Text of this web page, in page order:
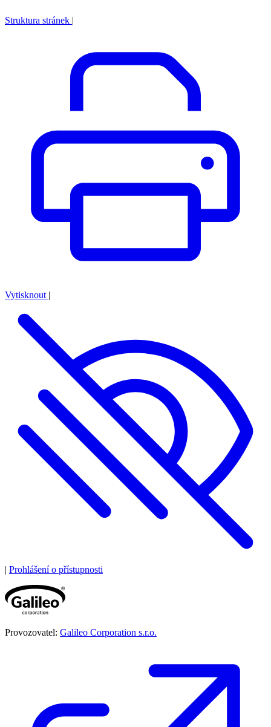
Struktura stránek |
Vytisknout |
| Prohlášení o přístupnosti
Provozovatel: Galileo Corporation s.r.o.